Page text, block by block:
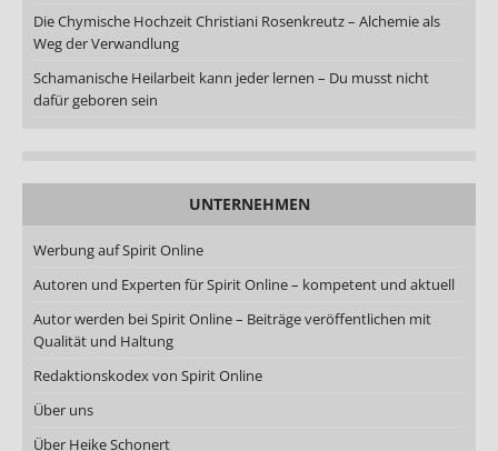
Die Chymische Hochzeit Christiani Rosenkreutz – Alchemie als
Weg der Verwandlung
Schamanische Heilarbeit kann jeder lernen – Du musst nicht
dafür geboren sein
UNTERNEHMEN
Werbung auf Spirit Online
Autoren und Experten für Spirit Online – kompetent und aktuell
Autor werden bei Spirit Online – Beiträge veröffentlichen mit
Qualität und Haltung
Redaktionskodex von Spirit Online
Über uns
Über Heike Schonert